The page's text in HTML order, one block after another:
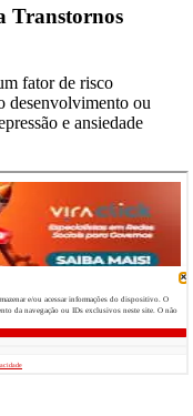
Transtornos
fator de risco
desenvolvimento ou
e ansiedade